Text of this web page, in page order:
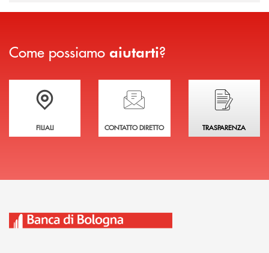
Come possiamo aiutarti?
Trova la filiale più vicina a te
FILIALI
Hai bisogno di assistenza immediata?
CONTATTO DIRETTO
Hai bisogno di
TRASPARENZA